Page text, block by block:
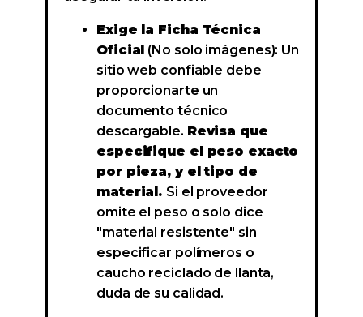
Exige la Ficha Técnica
Oficial (No solo imágenes): Un
sitio web confiable debe
proporcionarte un
documento técnico
descargable. Revisa que
especifique el peso exacto
por pieza, y el tipo de
material. Si el proveedor
omite el peso o solo dice
"material resistente" sin
especificar polímeros o
caucho reciclado de llanta,
duda de su calidad.